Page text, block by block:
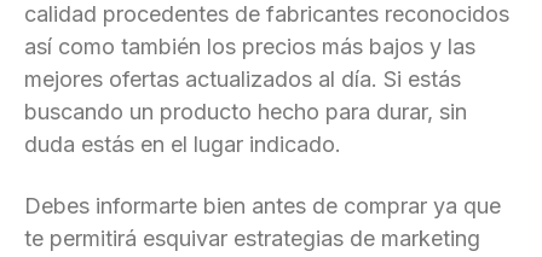
calidad procedentes de fabricantes reconocidos
así como también los precios más bajos y las
mejores ofertas actualizados al día. Si estás
buscando un producto hecho para durar, sin
duda estás en el lugar indicado.
Debes informarte bien antes de comprar ya que
te permitirá esquivar estrategias de marketing